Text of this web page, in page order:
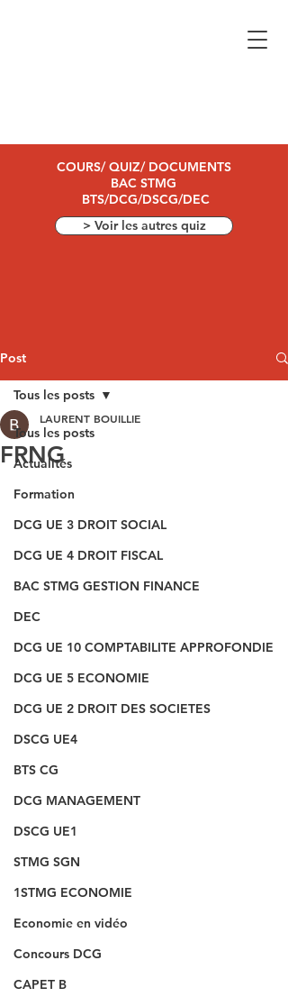
COURS/ QUIZ/ DOCUMENTS
BAC STMG
BTS/DCG/DSCG/DEC
> Voir les autres quiz
Post
Tous les posts
Actualités
Formation
DCG UE 3 DROIT SOCIAL
DCG UE 4 DROIT FISCAL
BAC STMG GESTION FINANCE
DEC
DCG UE 10 COMPTABILITE APPROFONDIE
DCG UE 5 ECONOMIE
DCG UE 2 DROIT DES SOCIETES
DSCG UE4
BTS CG
DCG MANAGEMENT
DSCG UE1
STMG SGN
1STMG ECONOMIE
Economie en vidéo
Concours DCG
CAPET B
Tous les posts
FRNG
LAURENT BOUILLIE